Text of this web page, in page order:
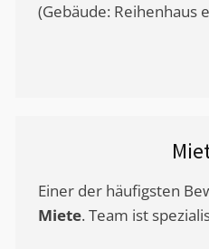
(Gebäude: Reihenhaus
Einer der häufigsten
Miete. Team ist